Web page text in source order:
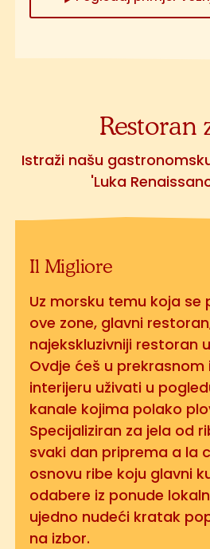
Restoran
Istraži našu
'Luka
Il Migliore
Uz morsku temu koja se
ove zone, glavni
najekskluzivniji restoran
Ovdje ćeš u prekrasnom
interijeru uživati u
kanale kojima polako
Specijaliziran za jela od
svaki dan priprema a la
osnovu ribe koju glavni
odabere iz ponude
ujedno nudeći kratak
na izbor.